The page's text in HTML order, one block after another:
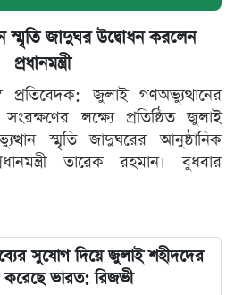
স্মৃতি জাদুঘর উদ্বোধন করলেন
প্রধানমন্ত্রী
প্রতিবেদক: জুলাই গণঅভ্যুত্থানের
সংরক্ষণের লক্ষ্যে প্রতিষ্ঠিত জুলাই
স্মৃতি জাদুঘরের আনুষ্ঠানিক
তারেক রহমান। বুধবার
সুযোগ দিয়ে জুলাই শহীদদের
করেছে ভারত: রিজভী